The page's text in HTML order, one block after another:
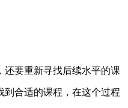
要重新寻找后续水平的课
合适的课程，在这个过程